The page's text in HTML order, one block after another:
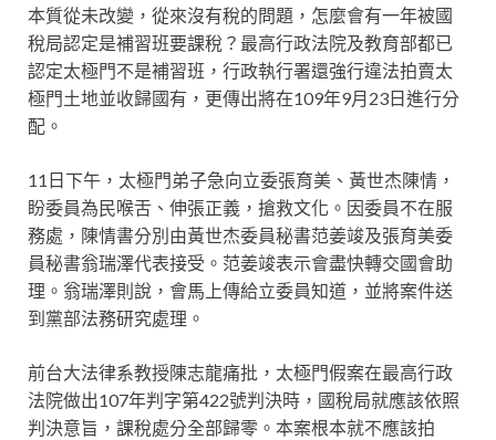
本質從未改變，從來沒有稅的問題，怎麼會有一年被國
稅局認定是補習班要課稅？最高行政法院及教育部都已
認定太極門不是補習班，行政執行署還強行違法拍賣太
極門土地並收歸國有，更傳出將在109年9月23日進行分
配。
11日下午，太極門弟子急向立委張育美、黃世杰陳情，
盼委員為民喉舌、伸張正義，搶救文化。因委員不在服
務處，陳情書分別由黃世杰委員秘書范姜竣及張育美委
員秘書翁瑞澤代表接受。范姜竣表示會盡快轉交國會助
理。翁瑞澤則說，會馬上傳給立委員知道，並將案件送
到黨部法務研究處理。
前台大法律系教授陳志龍痛批，太極門假案在最高行政
法院做出107年判字第422號判決時，國稅局就應該依照
判決意旨，課稅處分全部歸零。本案根本就不應該拍